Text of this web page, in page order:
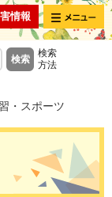
情報 メニュー
検索
方法
・スポーツ